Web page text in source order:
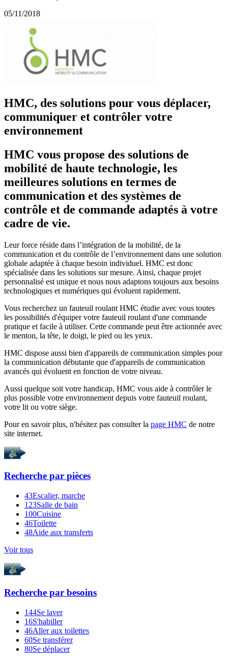
05/11/2018
HMC, des solutions pour vous déplacer,
communiquer et contrôler votre
environnement
HMC vous propose des solutions de
mobilité de haute technologie, les
meilleures solutions en termes de
communication et des systèmes de
contrôle et de commande adaptés à votre
cadre de vie.
Leur force réside dans l’intégration de la mobilité, de la
communication et du contrôle de l’environnement dans une solution
globale adaptée à chaque besoin individuel. HMC est donc
spécialisée dans les solutions sur mesure. Ainsi, chaque projet
personnalisé est unique et nous nous adaptons toujours aux besoins
technologiques et numériques qui évoluent rapidement.
Vous recherchez un fauteuil roulant HMC étudie avec vous toutes
les possibilités d'équiper votre fauteuil roulant d'une commande
pratique et facile à utiliser. Cette commande peut être actionnée avec
le menton, la tête, le doigt, le pied ou les yeux.
HMC dispose aussi bien d'appareils de communication simples pour
la communication débutante que d'appareils de communication
avancés qui évoluent en fonction de votre niveau.
Aussi quelque soit votre handicap, HMC vous aide à contrôler le
plus possible votre environnement depuis votre fauteuil roulant,
votre lit ou votre siège.
Pour en savoir plus, n'hésitez pas consulter la page HMC de notre
site internet.
Recherche par pièces
43Escalier, marche
123Salle de bain
100Cuisine
46Toilette
48Aide aux transferts
Voir tous
Recherche par besoins
144Se laver
16S'habiller
46Aller aux toilettes
60Se transférer
80Se déplacer